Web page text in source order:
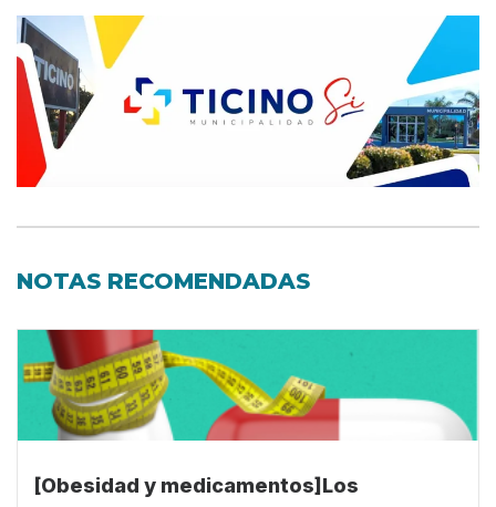
NOTAS RECOMENDADAS
[Obesidad y medicamentos]Los